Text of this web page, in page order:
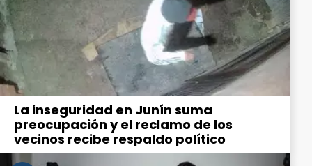
La inseguridad en Junín suma
preocupación y el reclamo de los
vecinos recibe respaldo político